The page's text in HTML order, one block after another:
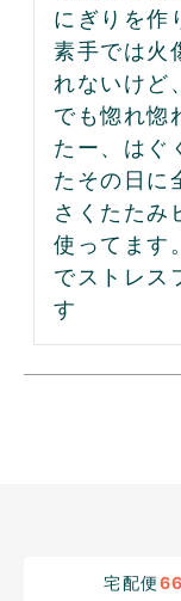
にぎりを作
素手では火
れないけど
でも惚れ惚
たー、はぐ
たその日に
さくたたみ
使ってます
でストレス
宅配便